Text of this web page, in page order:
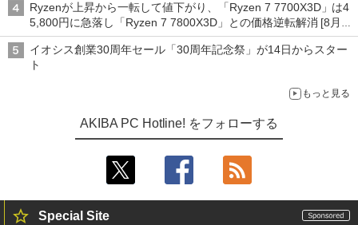
Ryzenが上昇から一転して値下がり、「Ryzen 7 7700X3D」は4
5,800円に急落し「Ryzen 7 7800X3D」との価格逆転解消 [8月前
半のCPU価格]
イオシス創業30周年セール「30周年記念祭」が14日からスター
ト
もっと見る
AKIBA PC Hotline! をフォローする
Special Site